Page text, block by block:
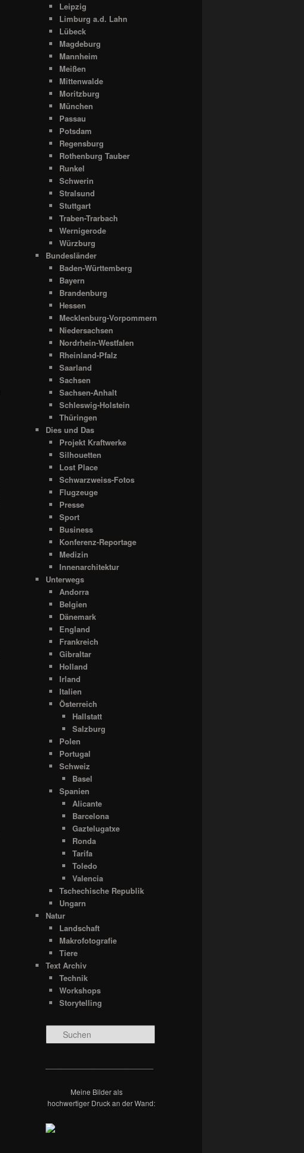
Leipzig
Limburg a.d. Lahn
Lübeck
Magdeburg
Mannheim
Meißen
Mittenwalde
Moritzburg
München
Passau
Potsdam
Regensburg
Rothenburg Tauber
Runkel
Schwerin
Stralsund
Stuttgart
Traben-Trarbach
Wernigerode
Würzburg
Bundesländer
Baden-Württemberg
Bayern
Brandenburg
Hessen
Mecklenburg-Vorpommern
Niedersachsen
Nordrhein-Westfalen
Rheinland-Pfalz
Saarland
Sachsen
Sachsen-Anhalt
Schleswig-Holstein
Thüringen
Dies und Das
Projekt Kraftwerke
Silhouetten
Lost Place
Schwarzweiss-Fotos
Flugzeuge
Presse
Sport
Business
Konferenz-Reportage
Medizin
Innenarchitektur
Unterwegs
Andorra
Belgien
Dänemark
England
Frankreich
Gibraltar
Holland
Irland
Italien
Österreich
Hallstatt
Salzburg
Polen
Portugal
Schweiz
Basel
Spanien
Alicante
Barcelona
Gaztelugatxe
Ronda
Tarifa
Toledo
Valencia
Tschechische Republik
Ungarn
Natur
Landschaft
Makrofotografie
Tiere
Text Archiv
Technik
Workshops
Storytelling
u
Meine Bilder als
hochwertiger Druck an der Wand: